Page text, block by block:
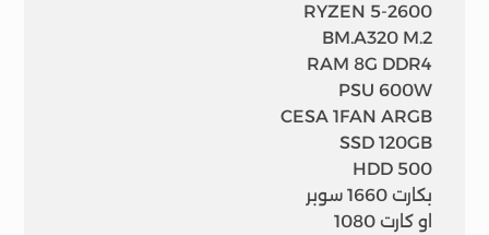
RYZEN 5-2600
BM.A320 M.2
RAM 8G DDR4
PSU 600W
CESA 1FAN ARGB
SSD 120GB
HDD 500
بكارت 1660 سوبر
او كارت 1080